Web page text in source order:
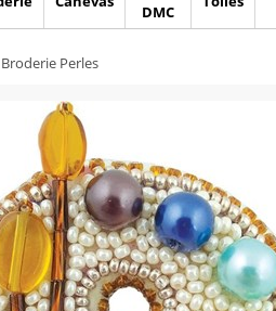
DMC
Broderie Perles